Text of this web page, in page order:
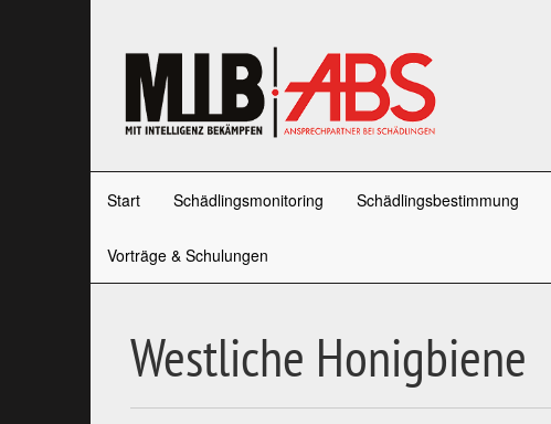
Start Schädlingsmonitoring Schädlingsbestimmung
Vorträge & Schulungen
Westliche Honigbiene